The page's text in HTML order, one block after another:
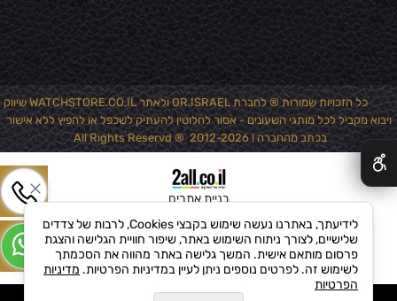
כל הזכויות שמורות ® לחברת OR.ISRAEL ולאתר WATCHSTORE.CO.IL שיווק
ויבוא מקביל לכל מותגי השעונים - אסור לחלוטין להעתיק לשכפל או להפיץ ללא אישור
בכתב מהחברה ! 2012-2026 ® All Rights Reservd
בניית אתרים
✕
לידיעתך, באתרנו נעשה שימוש בקבצי Cookies, לרבות של צדדים
שלישיים, לצורך ניתוח השימוש באתר, שיפור חוויית הגלישה והצגת
פרסום מותאם אישית. המשך גלישה באתר מהווה את הסכמתך
לשימוש זה. לפרטים נוספים ניתן לעיין במדיניות הפרטיות. מדיניות
הפרטיות